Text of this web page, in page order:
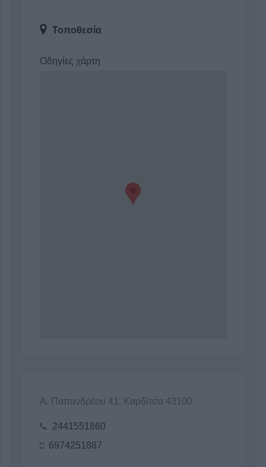
Τοποθεσία
Οδηγίες χάρτη
Α. Παπανδρέου 41, Καρδίτσα 43100
2441551860
6974251887